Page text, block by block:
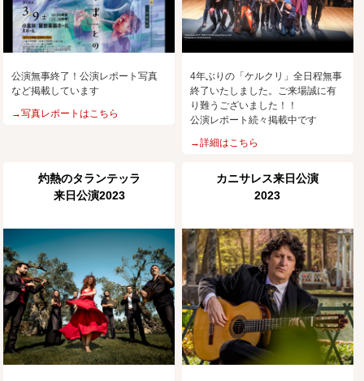
公演無事終了！公演レポート写真
など掲載しています
→写真レポートはこちら
4年ぶりの「ケルクリ」全日程無事
終了いたしました。ご来場誠に有
り難うございました！！
公演レポート続々掲載中です
→詳細はこちら
灼熱のタランテッラ
来日公演2023
カニサレス来日公演
2023